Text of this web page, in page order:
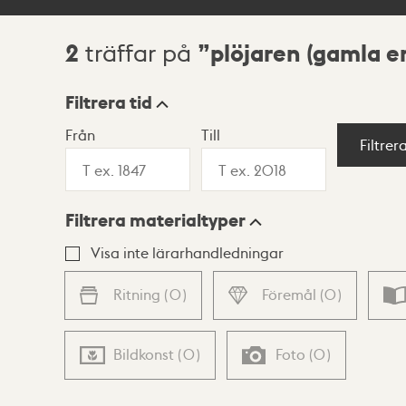
Sökresultat
2 träffar på plöjaren (gamla
Visningsläge
Lista Karta
Filtrera tid
Från Till
Filtrera materialtyper
Visa inte lärarhandledningar
Ritning (0) Föremål (0)
Bildkonst (0) Foto (0)